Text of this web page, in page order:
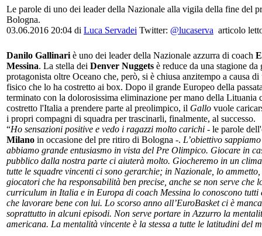
Le parole di uno dei leader della Nazionale alla vigila della fine del
Bologna.
03.06.2016 20:04 di Luca Servadei Twitter: @lucaserva articolo
Danilo Gallinari è uno dei leader della Nazionale azzurra di coach
Messina. La stella dei Denver Nuggets è reduce da una stagione da
protagonista oltre Oceano che, però, si è chiusa anzitempo a causa
fisico che lo ha costretto ai box. Dopo il grande Europeo della
terminato con la dolorosissima eliminazione per mano della Lituania
costretto l'Italia a prendere parte al preolimpico, il Gallo vuole
i propri compagni di squadra per trascinarli, finalmente, al successo.
“Ho sensazioni positive e vedo i ragazzi molto carichi - le parole
Milano in occasione del pre ritiro di Bologna -. L’obiettivo
abbiamo grande entusiasmo in vista del Pre Olimpico. Giocare in
pubblico dalla nostra parte ci aiuterà molto. Giocheremo in un
tutte le squadre vincenti ci sono gerarchie; in Nazionale, lo
giocatori che ha responsabilità ben precise, anche se non serve che
curriculum in Italia e in Europa di coach Messina lo conoscono tutti
che lavorare bene con lui. Lo scorso anno all’EuroBasket ci è
soprattutto in alcuni episodi. Non serve portare in Azzurro la
americana. La mentalità vincente è la stessa a tutte le latitudini del